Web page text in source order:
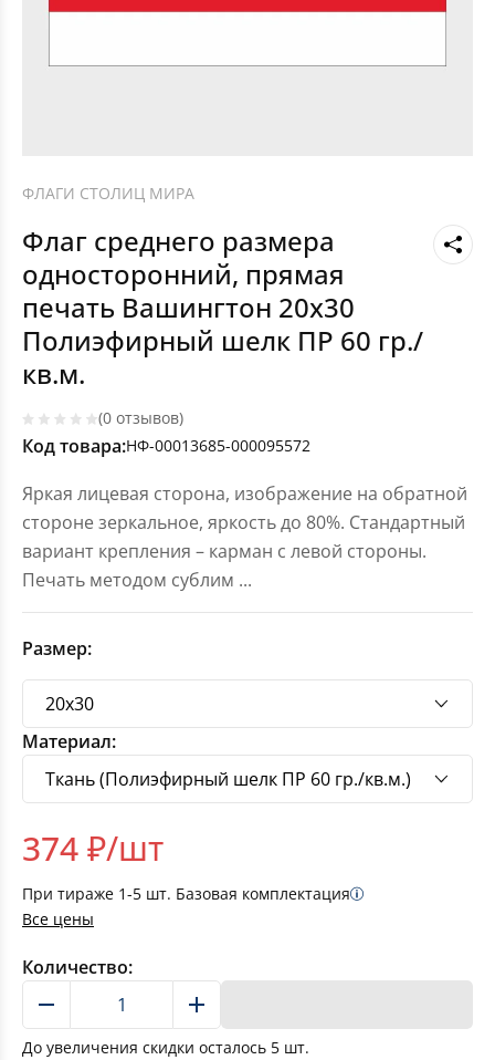
ФЛАГИ СТОЛИЦ МИРА
Флаг среднего размера
односторонний, прямая
печать Вашингтон 20х30
Полиэфирный шелк ПР 60 гр./
кв.м.
(0 отзывов)
Код товара:НФ-00013685-000095572
Яркая лицевая сторона, изображение на обратной
стороне зеркальное, яркость до 80%. Стандартный
вариант крепления – карман с левой стороны.
Печать методом сублим ...
Размер:
Материал:
374₽/шт
При тираже 1-5 шт. Базовая комплектация
Все цены
Количество:
До увеличения скидки осталось 5 шт.